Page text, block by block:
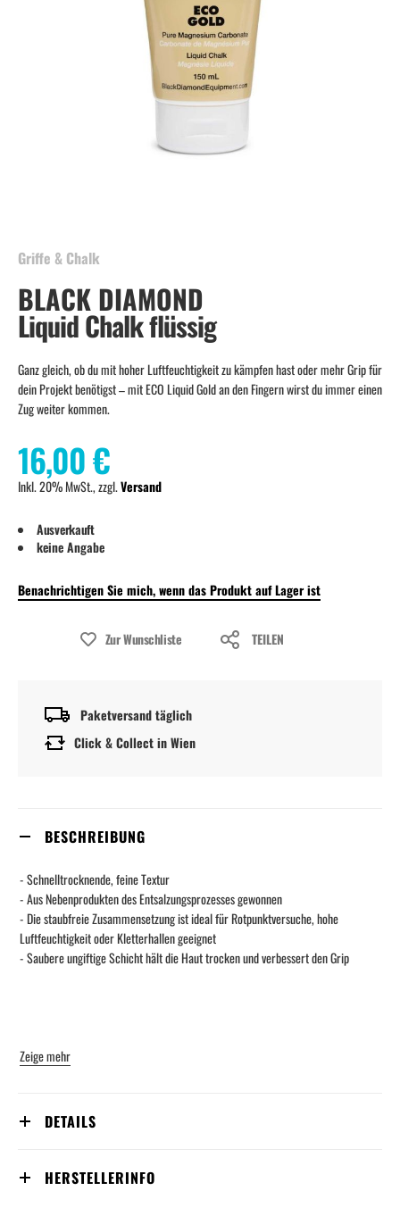
beginning
the
images
gallery
Griffe & Chalk
Liquid Chalk flüssig
BLACK DIAMOND
Ganz gleich, ob du mit hoher Luftfeuchtigkeit zu kämpfen hast oder mehr Grip für
dein Projekt benötigst – mit ECO Liquid Gold an den Fingern wirst du immer einen
Zug weiter kommen.
16,00 €
Inkl. 20% MwSt., zzgl.Versand
Ausverkauft
keine Angabe
Benachrichtigen Sie mich, wenn das Produkt auf Lager ist
Zur Wunschliste TEILEN
Paketversand täglich
Click & Collect in Wien
BESCHREIBUNG
- Schnelltrocknende, feine Textur
- Aus Nebenprodukten des Entsalzungsprozesses gewonnen
- Die staubfreie Zusammensetzung ist ideal für Rotpunktversuche, hohe
Luftfeuchtigkeit oder Kletterhallen geeignet
- Saubere ungiftige Schicht hält die Haut trocken und verbessert den Grip
Zeige mehr
DETAILS
HERSTELLERINFO